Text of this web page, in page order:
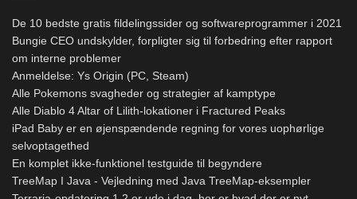
De 10 bedste gratis fildelingssider og softwareprogrammer i 2021
Bungie CEO undskylder, forpligter sig til forbedring efter rapport
om interne problemer
Anmeldelse: Ys Origin (PC, Steam)
Alle Pokemons svagheder og strategier af kamptype
Alle Diablo 4 Altar of Lilith-lokationer i Fractured Peaks
iPad Baby er en øjenspændende regning for vores uophørlige
selvoptagethed
En komplet ikke-funktionel testguide til begyndere
TreeMap I Java - Vejledning med Java TreeMap-eksempler